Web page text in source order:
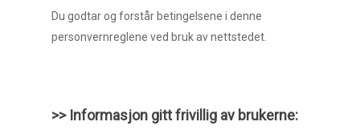
Du godtar og forstår betingelsene i denne
personvernreglene ved bruk av nettstedet.
>> Informasjon gitt frivillig av brukerne: